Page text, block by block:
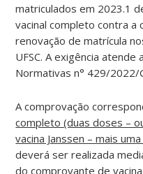
matriculados em 2023.1
vacinal completo contra a
renovação de matrícula
UFSC. A exigência
Normativas n° 429/2022/
A comprovação
completo (duas doses –
vacina Janssen – mais
deverá ser realizada
do comprovante de